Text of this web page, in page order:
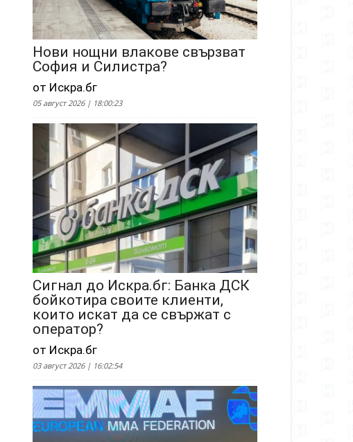
Нови нощни влакове свързват
София и Силистра?
от Искра.бг
05 август 2026 | 18:00:23
Сигнал до Искра.бг: Банка ДСК
бойкотира своите клиенти,
които искат да се свържат с
оператор?
от Искра.бг
03 август 2026 | 16:02:54